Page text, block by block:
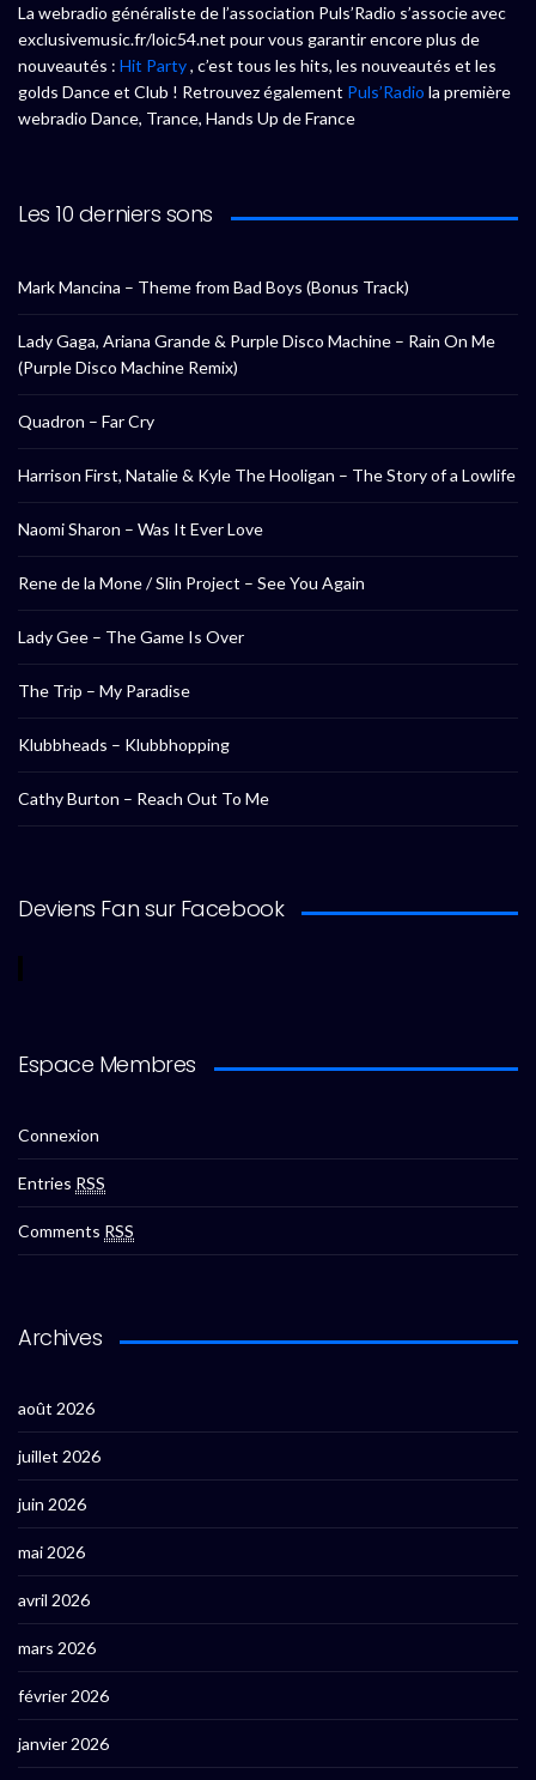
La webradio généraliste de l’association Puls’Radio s’associe avec
exclusivemusic.fr/loic54.net pour vous garantir encore plus de
nouveautés : Hit Party, c’est tous les hits, les nouveautés et les
golds Dance et Club ! Retrouvez également Puls’Radio la première
webradio Dance, Trance, Hands Up de France
Les 10 derniers sons
Mark Mancina – Theme from Bad Boys (Bonus Track)
Lady Gaga, Ariana Grande & Purple Disco Machine – Rain On Me
(Purple Disco Machine Remix)
Quadron – Far Cry
Harrison First, Natalie & Kyle The Hooligan – The Story of a Lowlife
Naomi Sharon – Was It Ever Love
Rene de la Mone / Slin Project – See You Again
Lady Gee – The Game Is Over
The Trip – My Paradise
Klubbheads – Klubbhopping
Cathy Burton – Reach Out To Me
Deviens Fan sur Facebook
Espace Membres
Connexion
Entries RSS
Comments RSS
Archives
août 2026
juillet 2026
juin 2026
mai 2026
avril 2026
mars 2026
février 2026
janvier 2026